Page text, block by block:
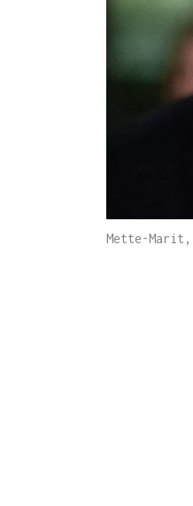
Mette-